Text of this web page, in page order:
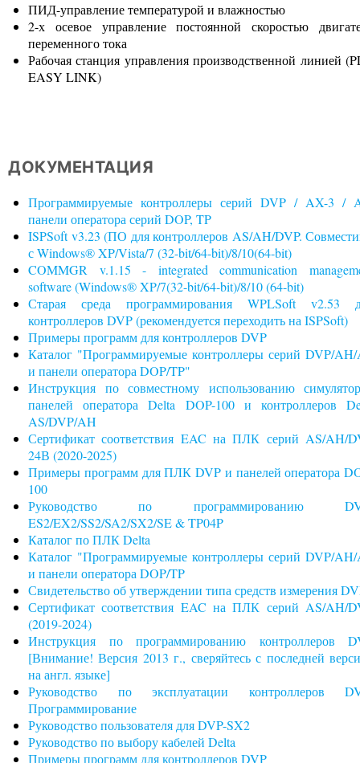
ПИД-управление температурой и влажностью
2-х осевое управление постоянной скоростью
переменного тока
Рабочая станция управления производственной линией
EASY LINK)
ДОКУМЕНТАЦИЯ
Программируемые контроллеры серий DVP / AX-3 /
панели оператора серий DOP, TP
ISPSoft v3.23 (ПО для контроллеров AS/AH/DVP.
с Windows® XP/Vista/7 (32-bit/64-bit)/8/10(64-bit)
COMMGR v.1.15 - integrated communication
software (Windows® XP/7(32-bit/64-bit)/8/10 (64-bit)
Старая среда программирования WPLSoft v2.53
контроллеров DVP (рекомендуется переходить на ISPSoft)
Примеры программ для контроллеров DVP
Каталог "Программируемые контроллеры серий DVP/
и панели оператора DOP/TP"
Инструкция по совместному использованию
панелей оператора Delta DOP-100 и контроллеров
AS/DVP/AH
Сертификат соответствия EAC на ПЛК серий AS/AH/
24В (2020-2025)
Примеры программ для ПЛК DVP и панелей оператора
100
Руководство по программированию
ES2/EX2/SS2/SA2/SX2/SE & TP04P
Каталог по ПЛК Delta
Каталог "Программируемые контроллеры серий DVP/
и панели оператора DOP/TP
Свидетельство об утверждении типа средств измерения
Сертификат соответствия EAC на ПЛК серий AS/AH/
(2019-2024)
Инструкция по программированию контроллеров
[Внимание! Версия 2013 г., сверяйтесь с последней
на англ. языке]
Руководство по эксплуатации контроллеров
Программирование
Руководство пользователя для DVP-SX2
Руководство по выбору кабелей Delta
Примеры программ для контроллеров DVP